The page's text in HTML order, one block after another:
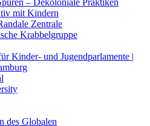
– Dekoloniale Praktiken
mit Kindern
Zentrale
Krabbelgruppe
Kinder- und Jugendparlamente |
des Globalen